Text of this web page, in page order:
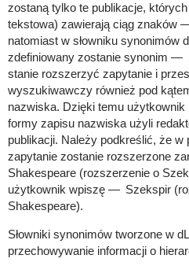
zostaną tylko te publikacje,
tekstowa) zawierają ciąg znaków
natomiast w słowniku synonimów
zdefiniowany zostanie synonim
stanie rozszerzyć zapytanie i
wyszukiwawczy również pod
nazwiska. Dzięki temu użytkownik
formy zapisu nazwiska użyli
publikacji. Należy podkreślić, że w
zapytanie zostanie rozszerzone
Shakespeare(rozszerzenie o
użytkownik wpiszę
Szekspir
Shakespeare).
Słowniki synonimów tworzone w
przechowywanie informacji o